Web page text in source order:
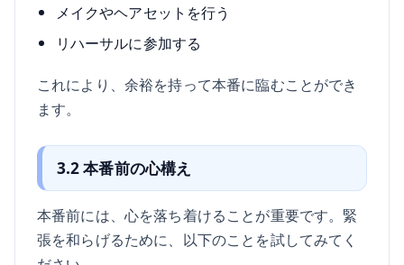
メイクやヘアセットを行う
リハーサルに参加する
これにより、余裕を持って本番に臨むことができ
ます。
3.2 本番前の心構え
本番前には、心を落ち着けることが重要です。緊
張を和らげるために、以下のことを試してみてく